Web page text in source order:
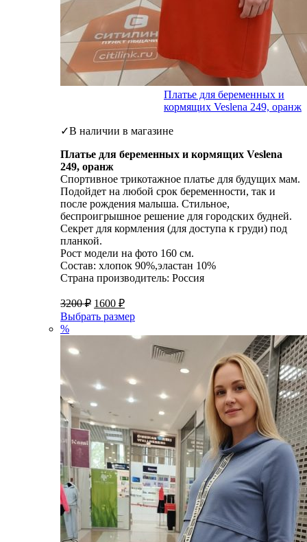
Платье для беременных и
кормящих Veslena 249, оранж
✓В наличии в магазине
Платье для беременных и кормящих Veslena
249, оранж
Спортивное трикотажное платье для будущих мам.
Подойдет на любой срок беременности, так и
после рождения малыша. Стильное,
беспроигрышное решение для городских будней.
Секрет для кормления (для доступа к груди) под
планкой.
Рост модели на фото 160 см.
Состав: хлопок 90%,эластан 10%
Страна производитель: Россия
3200₽ 1600 ₽
Выбрать размер
%